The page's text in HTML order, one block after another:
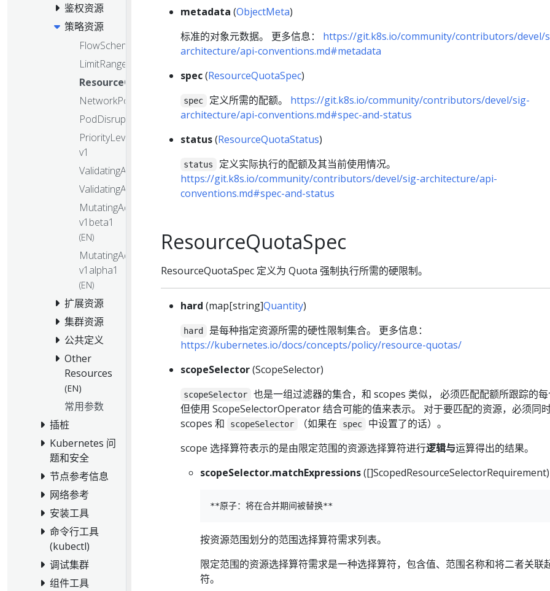
鉴权资源
策略资源
FlowSchema
LimitRange
ResourceQuota
NetworkPolicy
PodDisruptionBudget
PriorityLevelConfiguration
v1
ValidatingAdmissionPolicy
ValidatingAdmissionPolicyBinding
MutatingAdmissionPolicy
v1beta1
(EN)
MutatingAdmissionPolicyBinding
v1alpha1
(EN)
扩展资源
集群资源
公共定义
Other
Resources
(EN)
常用参数
插桩
Kubernetes 问
题和安全
节点参考信息
网络参考
安装工具
命令行工具
(kubectl)
调试集群
组件工具
metadata (ObjectMeta)
标准的对象元数据。 更多信息： https://git.k8s.io/community/contributors/devel/
architecture/api-conventions.md#metadata
spec(ResourceQuotaSpec)
spec 定义所需的配额。 https://git.k8s.io/community/contributors/devel/sig-
architecture/api-conventions.md#spec-and-status
status(ResourceQuotaStatus)
status
定义实际执行的配额及其当前使用情况。
https://git.k8s.io/community/contributors/devel/sig-architecture/api-
conventions.md#spec-and-status
ResourceQuotaSpec
ResourceQuotaSpec 定义为 Quota 强制执行所需的硬限制。
hard (map[string]Quantity)
hard
是每种指定资源所需的硬性限制集合。 更多信息：
https://kubernetes.io/docs/concepts/policy/resource-quotas/
scopeSelector(ScopeSelector)
scopeSelector
也是一组过滤器的集合，和 scopes 类似， 必须匹配配额所跟踪的
但使用 ScopeSelectorOperator 结合可能的值来表示。 对于要匹配的资源，必须同
scopes 和
scopeSelector （如果在 spec
中设置了的话）。
scope 选择算符表示的是由限定范围的资源选择算符进行逻辑与运算得出的结果。
scopeSelector.matchExpressions([]ScopedResourceSelectorRequirement)
按资源范围划分的范围选择算符需求列表。
限定范围的资源选择算符需求是一种选择算符，包含值、范围名称和将二者关联
符。